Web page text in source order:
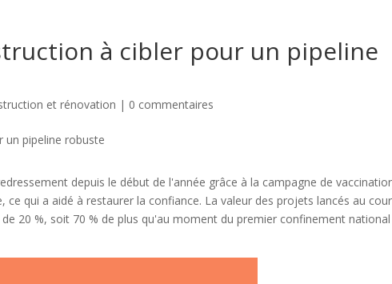
à cibler pour un pipeline
et rénovation | 0 commentaires
depuis le début de l'année grâce à la campagne de
ce qui a aidé à restaurer la confiance. La valeur des projets lancés au
20 %, soit 70 % de plus qu'au moment du premier confinement